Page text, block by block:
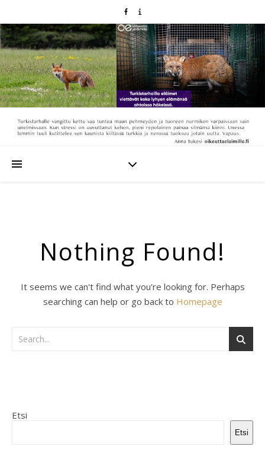
Nothing Found!
It seems we can't find what you're looking for. Perhaps
searching can help or go back to Homepage
Etsi
Etsi